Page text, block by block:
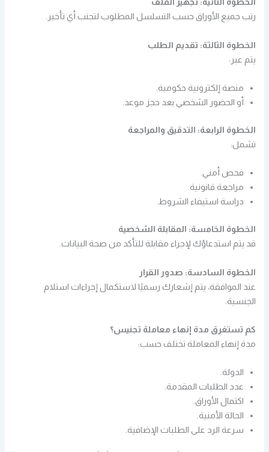
الخطوة الثانية: تجهيز الملف
رتب جميع الأوراق حسب التسلسل المطلوب لتجنب أي تأخير.
الخطوة الثالثة: تقديم الطلب
يتم عبر:
منصة إلكترونية حكومية.
أو الحضور الشخصي بعد حجز موعد.
الخطوة الرابعة: التدقيق والمراجعة
تشمل:
فحص أمني.
مراجعة قانونية.
دراسة استيفاء الشروط.
الخطوة الخامسة: المقابلة الشخصية
قد يتم استدعاؤك لإجراء مقابلة للتأكد من صحة البيانات.
الخطوة السادسة: صدور القرار
عند الموافقة، يتم إشعارك رسميًا لاستكمال إجراءات استلام
الجنسية.
كم تستغرق مدة إنهاء معاملة تجنيس؟
مدة إنهاء المعاملة تختلف حسب:
الدولة.
عدد الطلبات المقدمة.
اكتمال الأوراق.
الحالة الأمنية.
سرعة الرد على الطلبات الإضافية.